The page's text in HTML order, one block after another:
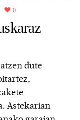
0
dute
Astekarian